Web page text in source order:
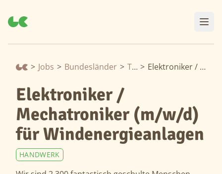
> Jobs > Bundesländer > Thüringen > Elektroniker / Mechatroniker (m/w/d) für Windenergieanlagen
Elektroniker /
Mechatroniker (m/w/d)
für Windenergieanlagen
HANDWERK